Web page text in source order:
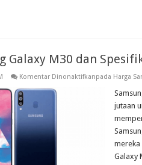
Galaxy M30 dan
Komentar Dinonaktifkanpada Harga
jutaan
mereka
Galaxy